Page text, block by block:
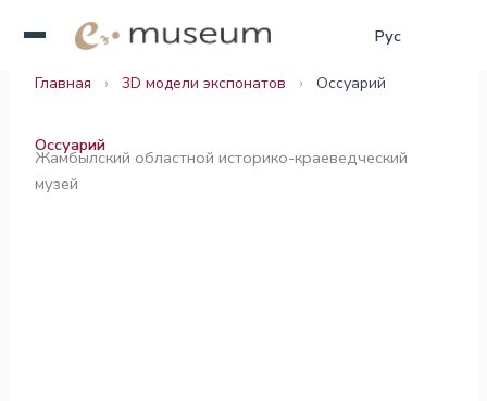
Рус
Eng
Главная › 3D модели экспонатов › Оссуарий
Оссуарий
Жамбылский областной историко-краеведческий
музей